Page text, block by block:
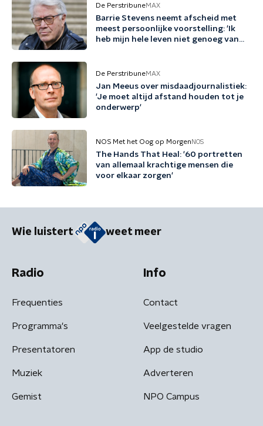
De PerstribuneMAX
Barrie Stevens neemt afscheid met
meest persoonlijke voorstelling: 'Ik
heb mijn hele leven niet genoeg van
De PerstribuneMAX
Jan Meeus over misdaadjournalistiek:
'Je moet altijd afstand houden tot je
onderwerp'
NOS Met het Oog op Morgen NOS
The Hands That Heal: '60 portretten
van allemaal krachtige mensen die
voor elkaar zorgen'
Wie luistert weet meer
Radio
Frequenties
Programma's
Presentatoren
Muziek
Gemist
Info
Contact
Veelgestelde vragen
App de studio
Adverteren
NPO Campus